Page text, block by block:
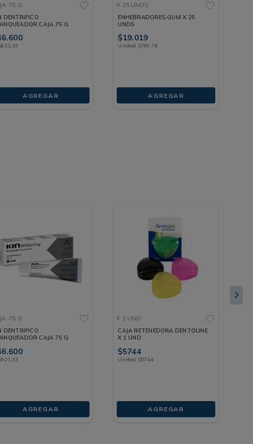
75 G
DENTRIFICO
CAJA 75 G
.600
621,33
AGREGAR
X 25 UNDS
ENHEBRADORES GUM X 25
UNDS
$19.019
Unidad $760 ,76
AGREGAR
75 G
DENTRIFICO
CAJA 75 G
.600
621 33
AGREGAR
X 1 UND
CAJA RETENEDORA DENTOLINE
X 1 UND
$5744
Unidad $5744
AGREGAR